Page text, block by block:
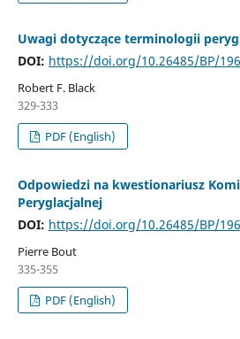
Uwagi dotyczące terminologii
DOI: https://doi.org/10.26485/BP/
Robert F. Black
329-333
PDF (English)
Odpowiedzi na kwestionariusz
Peryglacjalnej
DOI: https://doi.org/10.26485/BP/
Pierre Bout
335-355
PDF (English)